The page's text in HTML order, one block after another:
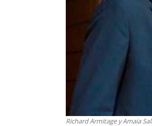
Richard Armitage y Amaia